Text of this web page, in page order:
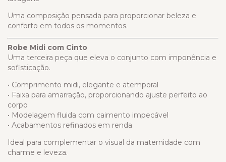
Uma composição pensada para proporcionar beleza e
conforto em todos os momentos.
Robe Midi com Cinto
Uma terceira peça que eleva o conjunto com imponência e
sofisticação.
• Comprimento midi, elegante e atemporal
• Faixa para amarração, proporcionando ajuste perfeito ao
corpo
• Modelagem fluida com caimento impecável
• Acabamentos refinados em renda
Ideal para complementar o visual da maternidade com
charme e leveza.